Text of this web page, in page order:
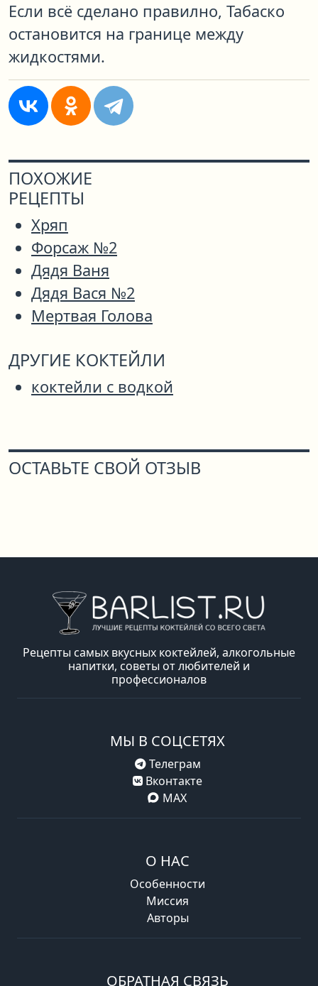
Если всё сделано правилно, Табаско
остановится на границе между
жидкостями.
ПОХОЖИЕ
РЕЦЕПТЫ
Хряп
Форсаж №2
Дядя Ваня
Дядя Вася №2
Мертвая Голова
ДРУГИЕ КОКТЕЙЛИ
коктейли с водкой
ОСТАВЬТЕ СВОЙ ОТЗЫВ
Рецепты самых вкусных коктейлей, алкогольные
напитки, советы от любителей и
профессионалов
МЫ В СОЦСЕТЯХ
Телеграм
Вконтакте
MAX
О НАС
Особенности
Миссия
Авторы
ОБРАТНАЯ СВЯЗЬ